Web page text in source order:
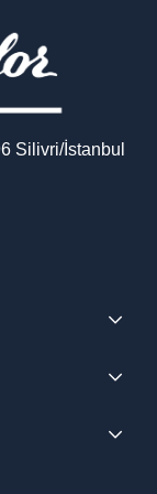
Silivri/İstanbul